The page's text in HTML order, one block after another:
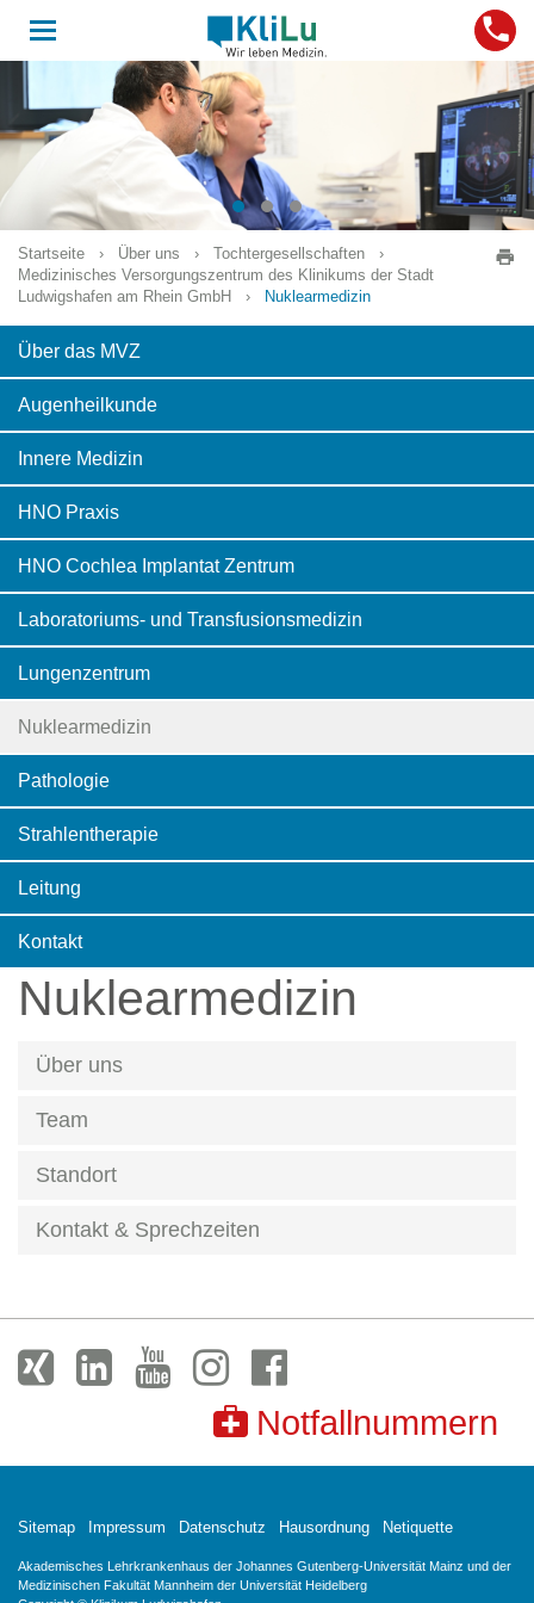
Toggle
navigation
Startseite › Über uns › Tochtergesellschaften
›
Medizinisches Versorgungszentrum des Klinikums der Stadt
Ludwigshafen am Rhein GmbH
› Nuklearmedizin
Über das MVZ
Augenheilkunde
Innere Medizin
HNO Praxis
HNO Cochlea Implantat Zentrum
Laboratoriums- und Transfusionsmedizin
Lungenzentrum
Nuklearmedizin
Pathologie
Strahlentherapie
Leitung
Kontakt
Nuklearmedizin
Über uns
Team
Standort
Kontakt & Sprechzeiten
Notfallnummern
Sitemap Impressum Datenschutz Hausordnung Netiquette
Akademisches Lehrkrankenhaus der Johannes Gutenberg-Universität Mainz und der
Medizinischen Fakultät Mannheim der Universität Heidelberg